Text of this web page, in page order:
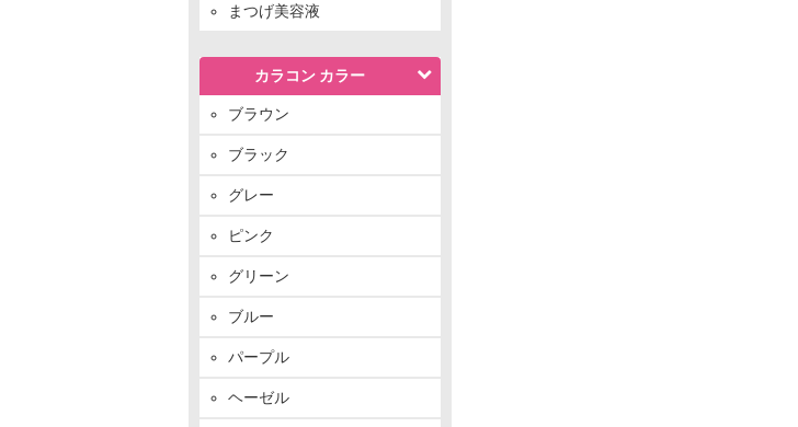
まつげ美容液
カラコン カラー
ブラウン
ブラック
グレー
ピンク
グリーン
ブルー
パープル
ヘーゼル